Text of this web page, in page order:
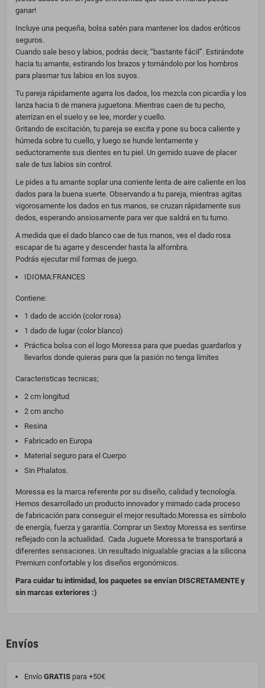
ganar!
Incluye una pequeña, bolsa satén para mantener los dados eróticos
seguros.
Cuando sale beso y labios, podrás decir, “bastante fácil”. Estirándote
hacia tu amante, estirando los brazos y tomándolo por los hombros
para plasmar tus labios en los suyos.
Tu pareja rápidamente agarra los dados, los mezcla con picardía y los
lanza hacia ti de manera juguetona. Mientras caen de tu pecho,
aterrizan en el suelo y se lee, morder y cuello.
Gritando de excitación, tu pareja se excita y pone su boca caliente y
húmeda sobre tu cuello, y luego se hunde lentamente y
seductoramente sus dientes en tu piel. Un gemido suave de placer
sale de tus labios sin control.
Le pides a tu amante soplar una corriente lenta de aire caliente en los
dados para la buena suerte. Observando a tu pareja, mientras agitas
vigorosamente los dados en tus manos, se cruzan rápidamente sus
dedos, esperando ansiosamente para ver que saldrá en tu turno.
A medida que el dado blanco cae de tus manos, ves el dado rosa
escapar de tu agarre y descender hasta la alfombra.
Podrás ejecutar mil formas de juego.
IDIOMA:FRANCES
Contiene:
1 dado de acción (color rosa)
1 dado de lugar (color blanco)
Práctica bolsa con el logo Moressa para que puedas guardarlos y
llevarlos donde quieras para que la pasión no tenga límites
Caracteristicas tecnicas;
2 cm longitud
2 cm ancho
Resina
Fabricado en Europa
Material seguro para el Cuerpo
Sin Phalatos.
Moressa es la marca referente por su diseño, calidad y tecnología.
Hemos desarrollado un producto innovador y mimado cada proceso
de fabricación para conseguir el mejor resultado.Moressa es símbolo
de energía, fuerza y garantía. Comprar un Sextoy Moressa es sentirse
reflejado con la actualidad. Cada Juguete Moressa te transportará a
diferentes sensaciones. Un resultado inigualable gracias a la silicona
Premium confortable y los diseños ergonómicos.
Para cuidar tu intimidad, los paquetes se envían DISCRETAMENTE y
sin marcas exteriores :)
Envíos
Envío GRATIS para +50€